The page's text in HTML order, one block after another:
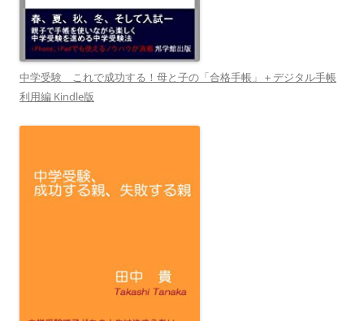
中学受験 これで成功する！母と子の「合格手帳」＋デジタル手帳
利用編 Kindle版